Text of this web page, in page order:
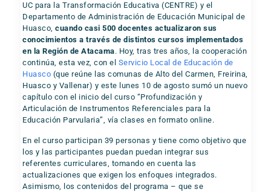
UC para la Transformación Educativa (CENTRE) y el
Departamento de Administración de Educación Municipal de
Huasco,cuando casi 500 docentes actualizaron sus
conocimientos a través de distintos cursos implementados
en la Región de Atacama. Hoy, tras tres años, la cooperación
continúa, esta vez, con el Servicio Local de Educación de
Huasco (que reúne las comunas de Alto del Carmen, Freirina,
Huasco y Vallenar) y este lunes 10 de agosto sumó un nuevo
capítulo con el inicio del curso “Profundización y
Articulación de Instrumentos Referenciales para la
Educación Parvularia”, vía clases en formato online.
En el curso participan 39 personas y tiene como objetivo que
los y las participantes puedan puedan integrar sus
referentes curriculares, tomando en cuenta las
actualizaciones que exigen los enfoques integrados.
Asimismo, los contenidos del programa – que se